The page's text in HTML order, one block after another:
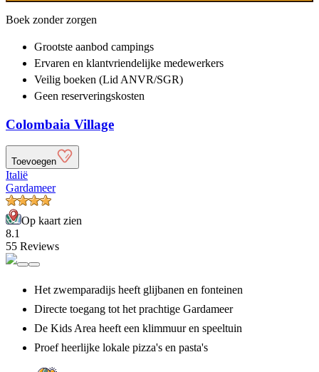
Boek zonder zorgen
Grootste aanbod campings
Ervaren en klantvriendelijke medewerkers
Veilig boeken (Lid ANVR/SGR)
Geen reserveringskosten
Colombaia Village
Toevoegen
Italië
Gardameer
Op kaart zien
8.1
55 Reviews
Het zwemparadijs heeft glijbanen en fonteinen
Directe toegang tot het prachtige Gardameer
De Kids Area heeft een klimmuur en speeltuin
Proef heerlijke lokale pizza's en pasta's